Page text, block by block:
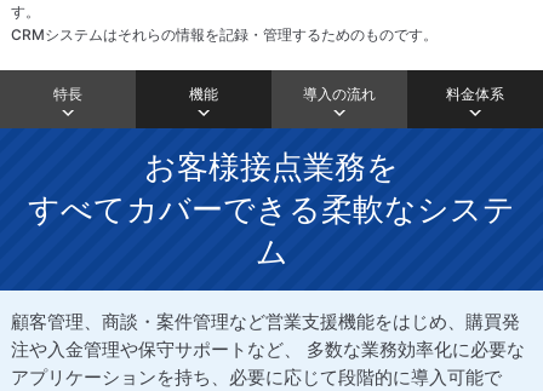
す。
CRMシステムはそれらの情報を記録・管理するためのものです。
特長 機能 導入の流れ 料金体系
お客様接点業務を
すべてカバーできる柔軟なシステ
ム
顧客管理、商談・案件管理など営業支援機能をはじめ、購買発
注や入金管理や保守サポートなど、
多数な業務効率化に必要な
アプリケーションを持ち、必要に応じて段階的に導入可能で